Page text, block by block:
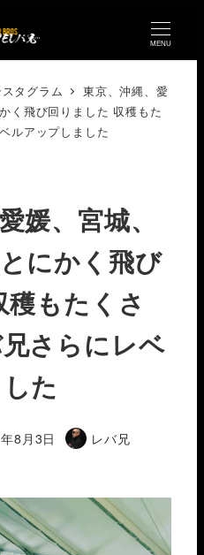
MENU
タグラム
東京、沖縄、愛
く飛び回りました️ 収穫もた
ルアップしました
媛、宮城、
にかく飛び
もたくさ
さらにレベ
た
8月3日
著
レバ兄